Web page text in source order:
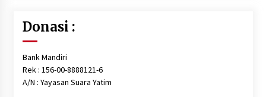
Donasi :
Bank Mandiri
Rek : 156-00-8888121-6
A/N : Yayasan Suara Yatim